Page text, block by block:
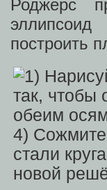
Роджерс
построить